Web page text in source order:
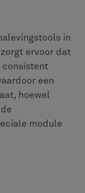
het
het Siemens
integratie
voor CAD,
productie.